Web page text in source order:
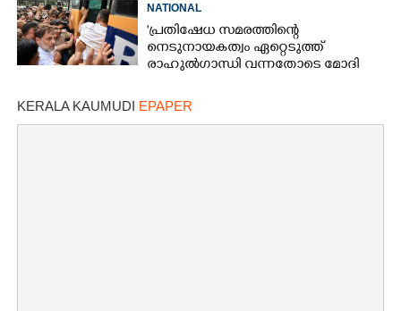
മക്കൾ
NATIONAL
'പ്രതിഷേധ സമരത്തിന്റെ
നെടുനായകത്വം ഏറ്റെടുത്ത്
രാഹുൽഗാന്ധി വന്നതോടെ മോദി
KERALA KAUMUDI EPAPER